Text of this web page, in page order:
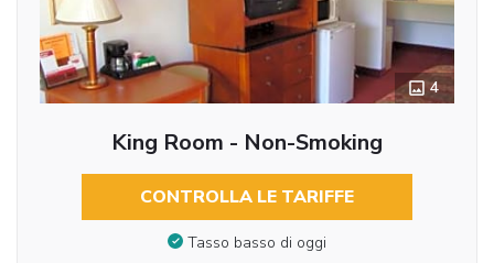
4
King Room - Non-Smoking
CONTROLLA LE TARIFFE
Tasso basso di oggi